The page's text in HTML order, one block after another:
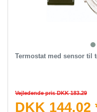
Termostat med sensor til
Vejledende pris DKK 183.29
DKK 144.02